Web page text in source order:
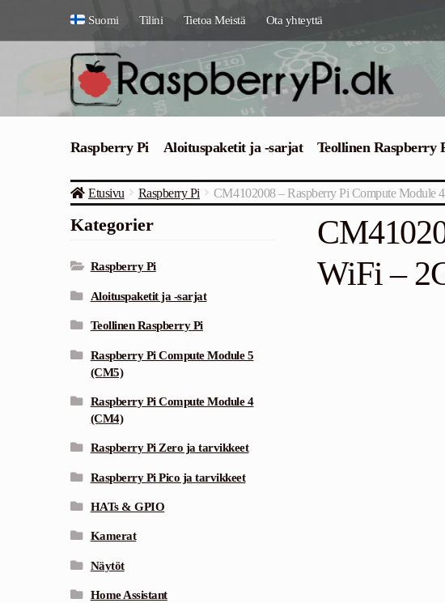
Siirry
Siirry
Suomi Tilini Tietoa Meistä Ota yhteyttä
Raspberry Pi Aloituspaketit ja -sarjat Teollinen Raspberry
Etusivu Raspberry Pi CM4102008 – Raspberry Pi Compute
WiFi –
Kategorier
Raspberry Pi
Aloituspaketit ja -sarjat
Teollinen Raspberry Pi
Raspberry Pi Compute Module 5
(CM5)
Raspberry Pi Compute Module 4
(CM4)
Raspberry Pi Zero ja tarvikkeet
Raspberry Pi Pico ja tarvikkeet
HATs & GPIO
Kamerat
Näytöt
Home Assistant